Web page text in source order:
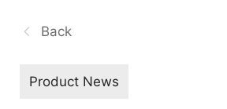
Back
Product News